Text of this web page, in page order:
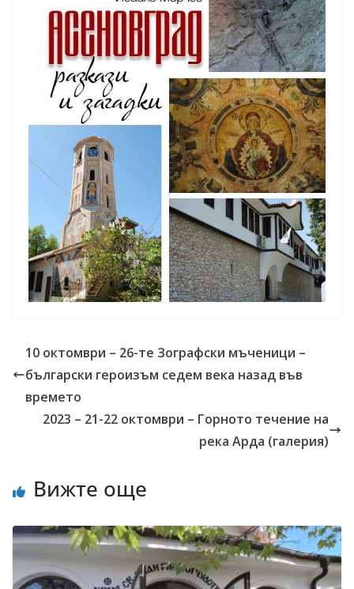
10 октомври – 26-те Зографски мъченици –
български героизъм седем века назад във
времето
2023 – 21-22 октомври – Горното течение на
река Арда (галерия)
Вижте още